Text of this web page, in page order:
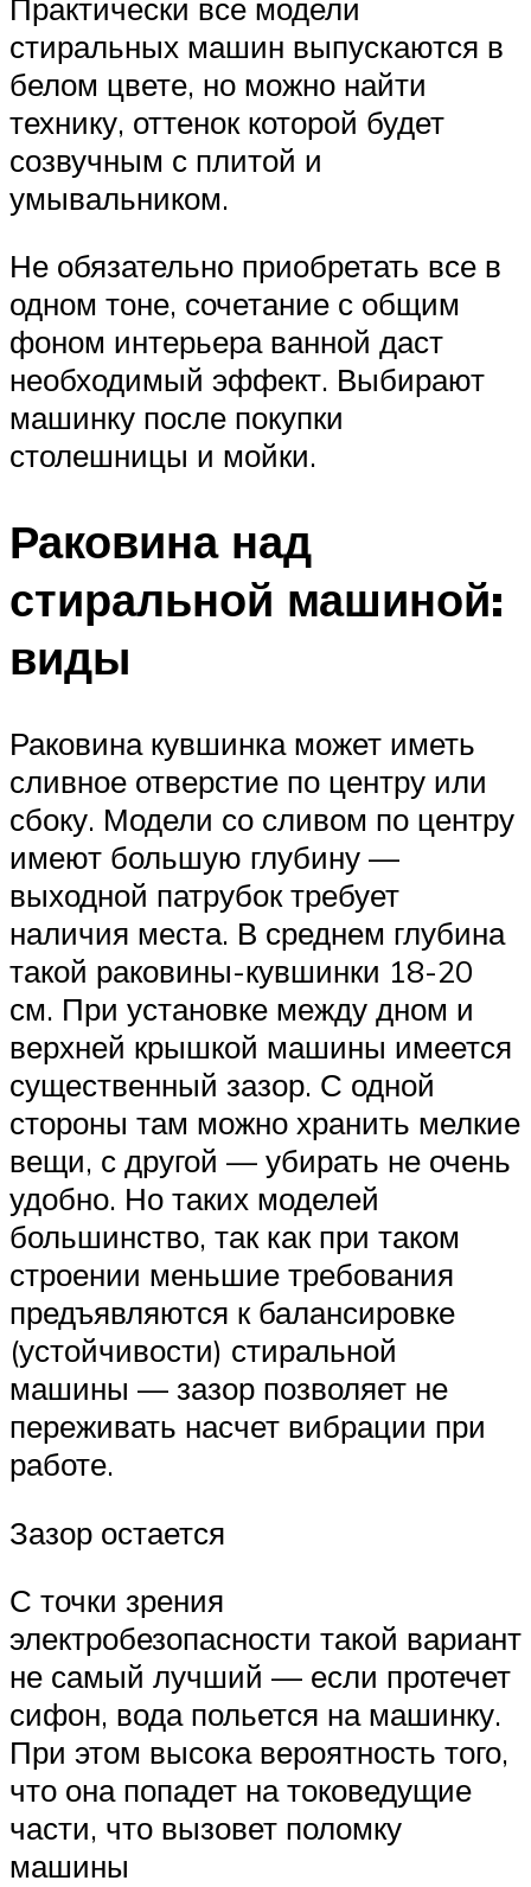
Практически все модели
стиральных машин выпускаются в
белом цвете, но можно найти
технику, оттенок которой будет
созвучным с плитой и
умывальником.
Не обязательно приобретать все в
одном тоне, сочетание с общим
фоном интерьера ванной даст
необходимый эффект. Выбирают
машинку после покупки
столешницы и мойки.
Раковина над
стиральной машиной:
виды
Раковина кувшинка может иметь
сливное отверстие по центру или
сбоку. Модели со сливом по центру
имеют большую глубину —
выходной патрубок требует
наличия места. В среднем глубина
такой раковины-кувшинки 18-20
см. При установке между дном и
верхней крышкой машины имеется
существенный зазор. С одной
стороны там можно хранить мелкие
вещи, с другой — убирать не очень
удобно. Но таких моделей
большинство, так как при таком
строении меньшие требования
предъявляются к балансировке
(устойчивости) стиральной
машины — зазор позволяет не
переживать насчет вибрации при
работе.
Зазор остается
С точки зрения
электробезопасности такой вариант
не самый лучший — если протечет
сифон, вода польется на машинку.
При этом высока вероятность того,
что она попадет на токоведущие
части, что вызовет поломку
машины